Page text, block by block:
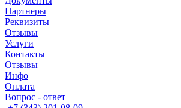
Партнеры
Реквизиты
Отзывы
Услуги
Контакты
Отзывы
Инфо
Оплата
Вопрос - ответ